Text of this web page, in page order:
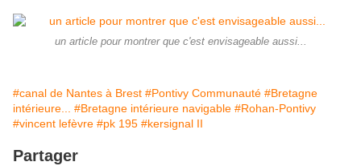
un article pour montrer que c'est envisageable aussi...
#canal de Nantes à Brest #Pontivy Communauté #Bretagne
intérieure...
#Bretagne intérieure navigable #Rohan-Pontivy
#vincent lefèvre #pk 195 #kersignal II
Partager